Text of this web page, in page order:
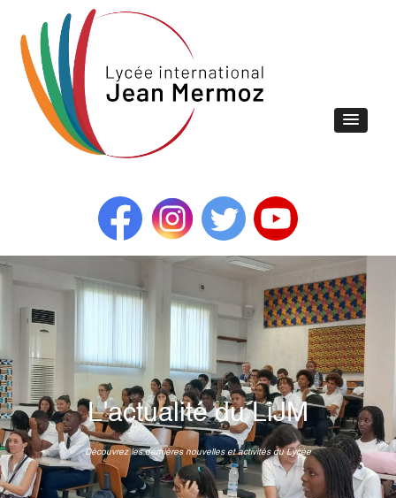
L'actualité du LiJM
Découvrez les dernières nouvelles et activités du Lycée